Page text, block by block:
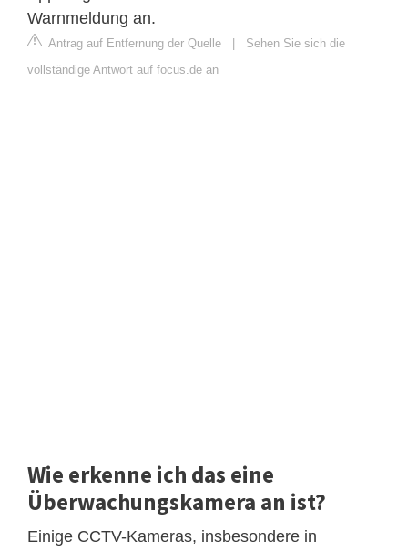
Warnmeldung an.
Antrag auf Entfernung der Quelle
Sehen Sie sich die
vollständige Antwort auf focus.de an
Wie erkenne ich das eine
Überwachungskamera an ist?
Einige CCTV-Kameras, insbesondere in